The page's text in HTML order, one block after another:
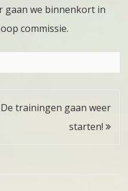
gaan we binnenkort in
commissie.
De trainingen gaan weer
starten!